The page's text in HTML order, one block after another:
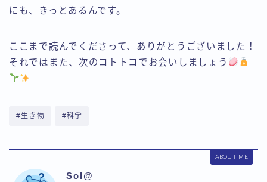
にも、きっとあるんです。
ここまで読んでくださって、ありがとうございました！
それではまた、次のコトトコでお会いしましょう
#生き物 #科学
ABOUT ME
Sol@